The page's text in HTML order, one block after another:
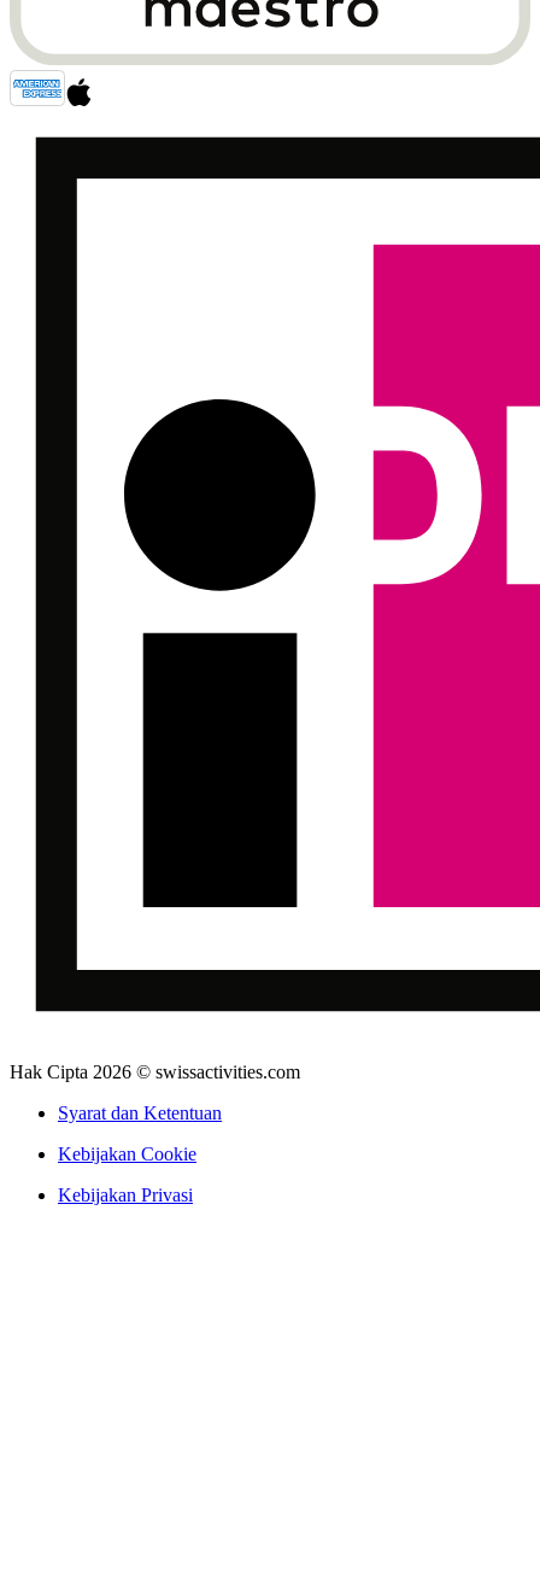
Hak Cipta 2026 © swissactivities.com
Syarat dan Ketentuan
Kebijakan Cookie
Kebijakan Privasi